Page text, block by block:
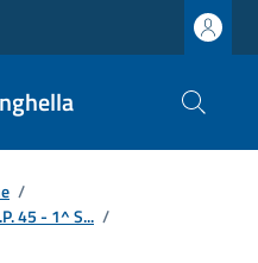
/
45 - 1^ S... /